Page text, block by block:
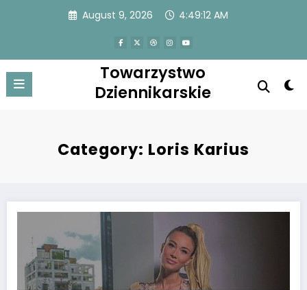
August 9, 2026 4:49:13 AM
Towarzystwo
Dziennikarskie
Category: Loris Karius
The sexy journalist shared this joyful news with fans! Loris Karius’